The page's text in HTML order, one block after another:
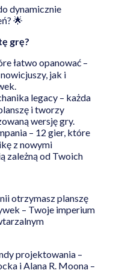
dynamicznie
🌟
grę?
łatwo opanować –
jak i
legacy – każda
i tworzy
wersję gry.
– 12 gier, które
z nowymi
zależną od Twoich
otrzymasz planszę
– Twoje imperium
projektowania –
i Alana R. Moona –